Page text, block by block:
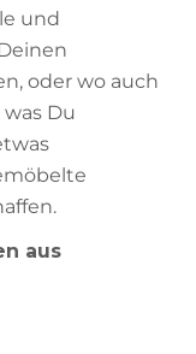
und
oder wo auch
Du
aus